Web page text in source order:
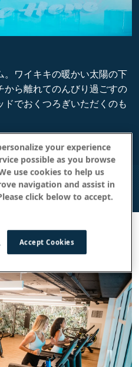
。ワイキキの暖かい太陽の下
から離れてのんびり過ごすの
ドでおくつろぎいただくのも
00分～午後10時00分
your experience
possible as you browse
use cookies to help us
navigation and assist in
click below to accept.
Accept Cookies